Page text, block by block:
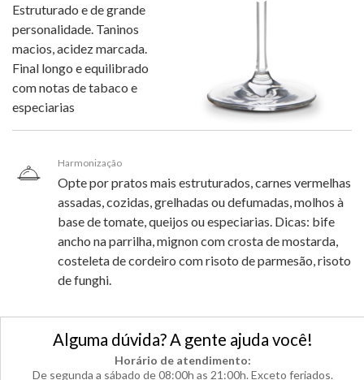
Estruturado e de grande
personalidade. Taninos
macios, acidez marcada.
Final longo e equilibrado
com notas de tabaco e
especiarias
Harmonização
Opte por pratos mais estruturados, carnes vermelhas
assadas, cozidas, grelhadas ou defumadas, molhos à
base de tomate, queijos ou especiarias. Dicas: bife
ancho na parrilha, mignon com crosta de mostarda,
costeleta de cordeiro com risoto de parmesão, risoto
de funghi.
Alguma dúvida? A gente ajuda você!
Horário de atendimento:
De segunda a sábado de 08:00h as 21:00h. Exceto feriados.